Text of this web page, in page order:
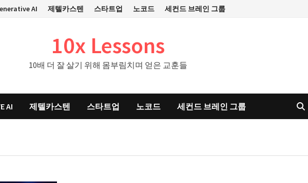
AI 제텔카스텐 스타트업 노코드 세컨드 브레인 그룹
10x Lessons
10배 더 잘 살기 위해 몸부림치며 얻은 교훈들
AI 제텔카스텐 스타트업 노코드 세컨드 브레인 그룹